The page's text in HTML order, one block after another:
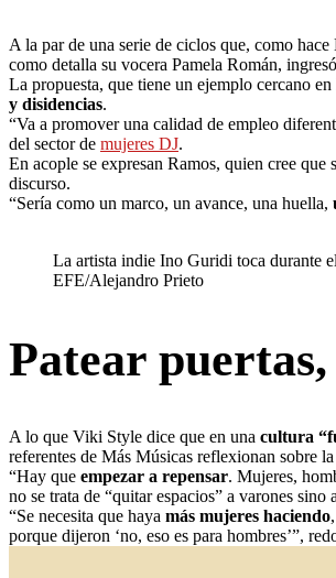
A la par de una serie de ciclos que, como
como detalla su vocera Pamela Román,
La propuesta, que tiene un ejemplo cercano
y disidencias.
“Va a promover una calidad de empleo
del sector de mujeres DJ.
En acople se expresan Ramos, quien cree que
discurso.
“Sería como un marco, un avance, una huella,
La artista indie Ino Guridi toca durante
EFE/Alejandro Prieto
Patear
A lo que Viki Style dice que en una cultura
referentes de Más Músicas reflexionan sobre
“Hay que empezar a repensar. Mujeres,
no se trata de “quitar espacios” a varones sino
“Se necesita que haya más mujeres haciendo
porque dijeron ‘no, eso es para hombres’”,